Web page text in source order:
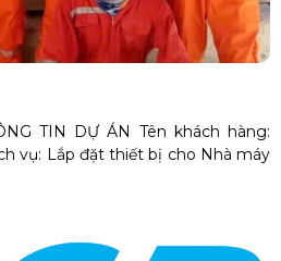
TIN DỰ ÁN Tên khách hàng:
vụ: Lắp đặt thiết bị cho Nhà máy